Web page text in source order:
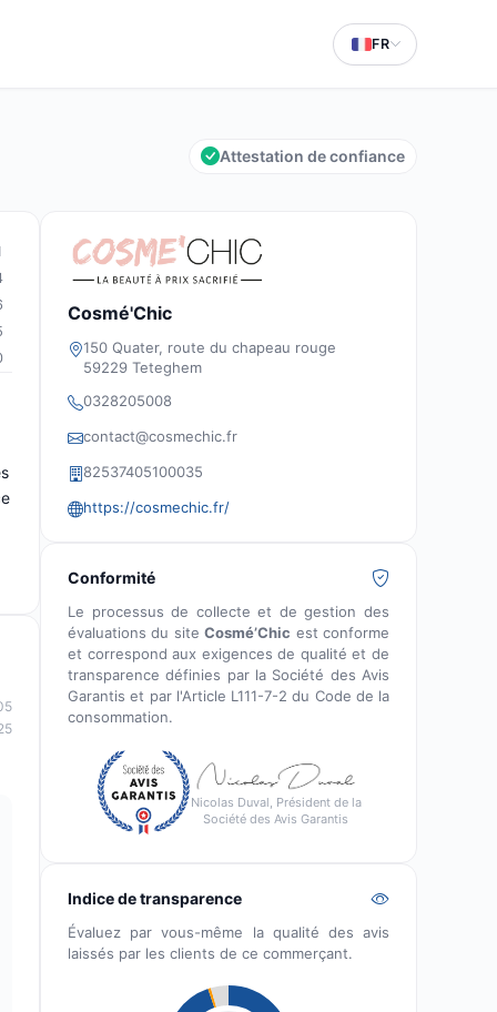
FR
Attestation de confiance
Cosmé'Chic
150 Quater, route du chapeau rouge
59229 Teteghem
0328205008
contact@cosmechic.fr
82537405100035
https://cosmechic.fr/
Conformité
Le processus de collecte et de gestion des
évaluations du siteCosmé’Chic est conforme
et correspond aux exigences de qualité et de
transparence définies par la Société des Avis
Garantis et par l'Article L111-7-2 du Code de la
consommation.
Nicolas Duval, Président de la
Société des Avis Garantis
Indice de transparence
Évaluez par vous-même la qualité des avis
laissés par les clients de ce commerçant.